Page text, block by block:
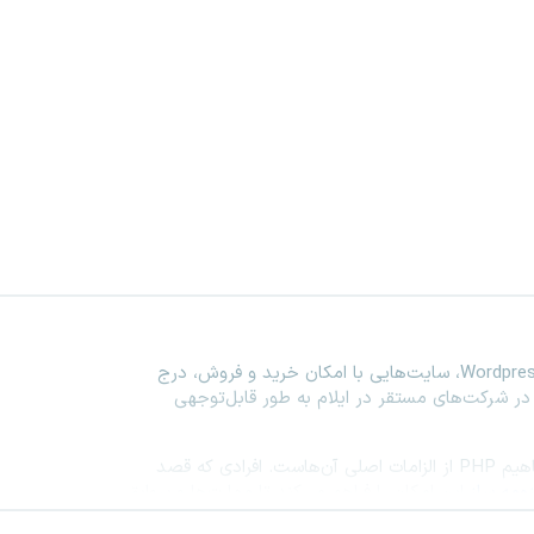
، سایت‌هایی با امکان خرید و فروش، درج
شرکت‌های مستقر در ایلام به طور قابل‌توجهی
PHP از الزامات اصلی آن‌هاست. افرادی که قصد